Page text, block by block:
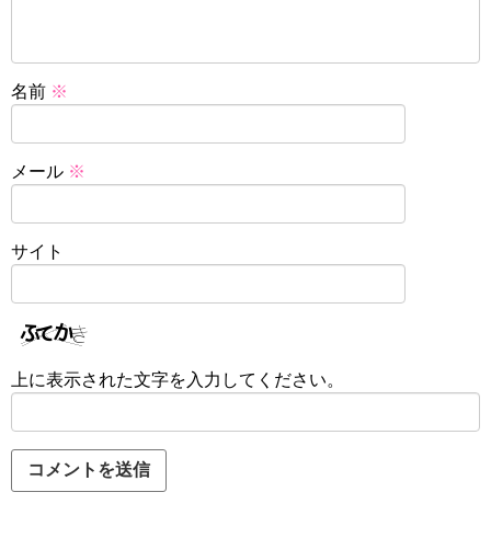
名前 ※
メール ※
サイト
上に表示された文字を入力してください。